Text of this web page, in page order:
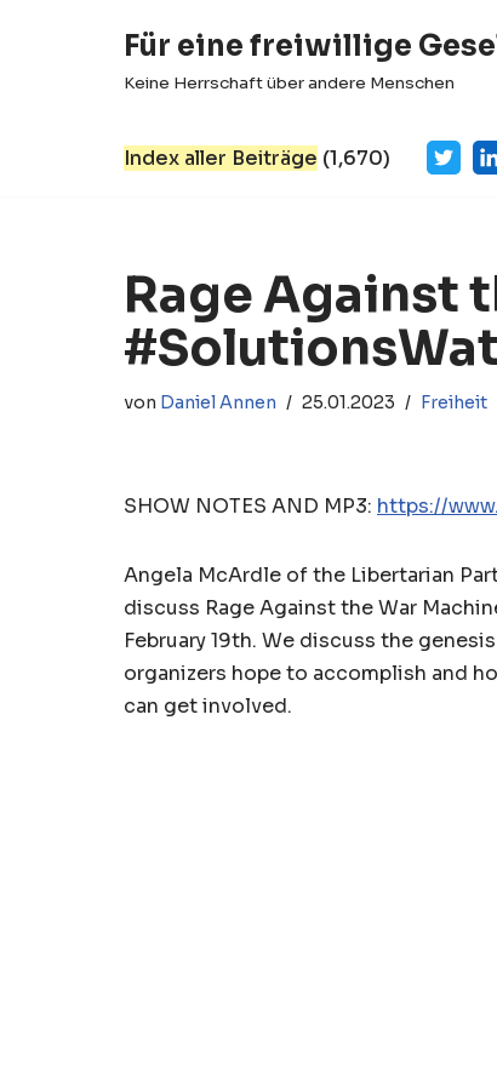
Für eine freiwillige
Keine Herrschaft über andere Menschen
Index aller Beiträge (1,670)
Rage Against
von Daniel Annen 25.01.2023 Freiheit
SHOW NOTES AND MP3: https://
Angela McArdle of the Libertarian
discuss Rage Against the War
February 19th. We discuss the
organizers hope to accomplish and
can get involved.